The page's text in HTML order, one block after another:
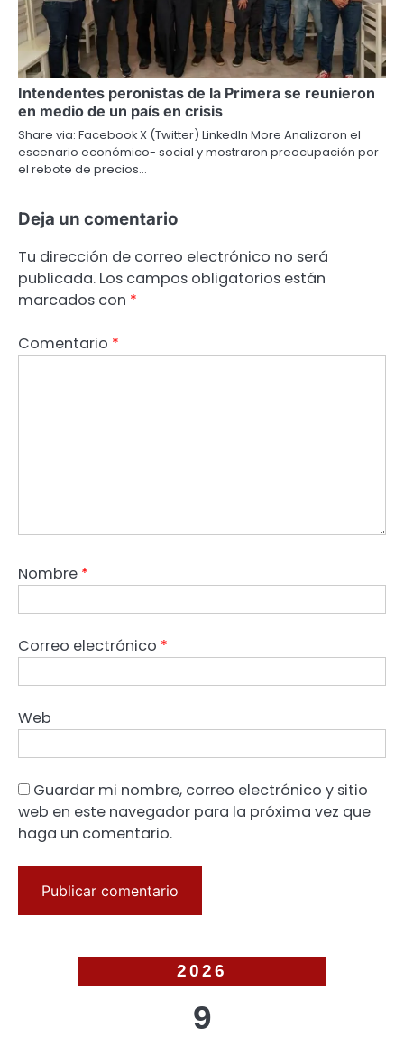
Intendentes peronistas de la Primera se reunieron
en medio de un país en crisis
Share via: Facebook X (Twitter) LinkedIn More Analizaron el
escenario económico- social y mostraron preocupación por
el rebote de precios…
Deja un comentario
Tu dirección de correo electrónico no será
publicada. Los campos obligatorios están
marcados con *
Comentario *
Nombre *
Correo electrónico *
Web
Guardar mi nombre, correo electrónico y sitio
web en este navegador para la próxima vez que
haga un comentario.
2026
9